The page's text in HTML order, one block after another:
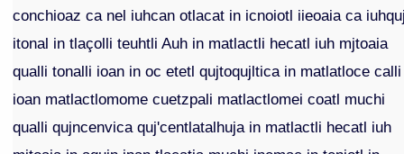
conchioaz ca nel iuhcan otlacat in icnoiotl iieoaia ca
itonal in tlaçolli teuhtli Auh in matlactli hecatl iuh mjtoaia
qualli tonalli ioan in oc etetl qujtoqujltica in matlatloce calli
ioan matlactlomome cuetzpali matlactlomei coatl muchi
qualli qujncenvica quj'centlatalhuja in matlactli hecatl iuh